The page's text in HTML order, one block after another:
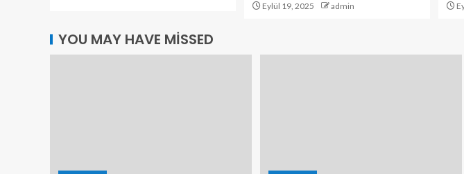
Eylül 19, 2025 admin
YOU MAY HAVE MISSED